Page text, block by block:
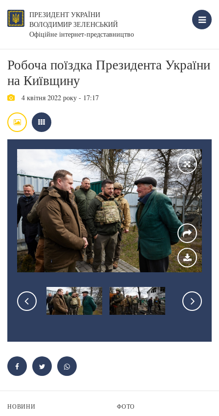
ПРЕЗИДЕНТ УКРАЇНИ
ВОЛОДИМИР ЗЕЛЕНСЬКИЙ
Офіційне інтернет-представництво
Робоча поїздка Президента України
на Київщину
4 квітня 2022 року - 17:17
НОВИНИ ФОТО